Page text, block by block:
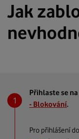
Jak
Přihlaste se
- Blokování.
Pro přihlášení